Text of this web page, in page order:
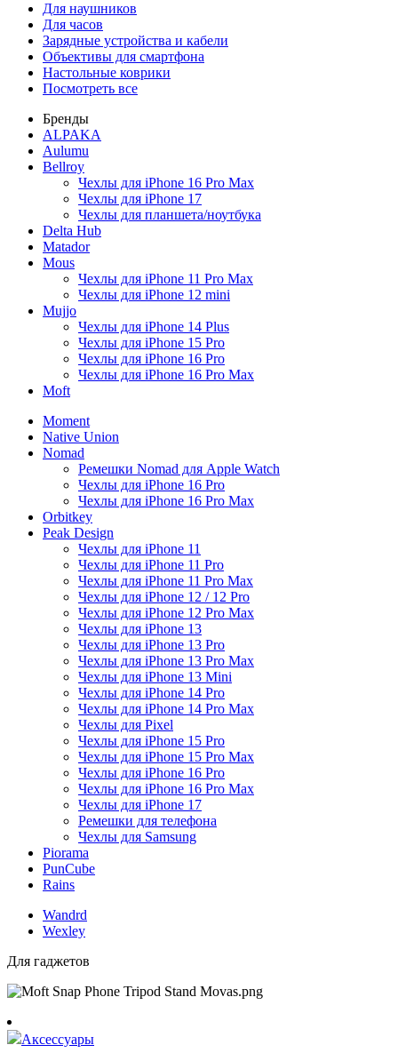
Для наушников
Для часов
Зарядные устройства и кабели
Объективы для смартфона
Настольные коврики
Посмотреть все
Бренды
ALPAKA
Aulumu
Bellroy
Чехлы для iPhone 16 Pro Max
Чехлы для iPhone 17
Чехлы для планшета/ноутбука
Delta Hub
Matador
Mous
Чехлы для iPhone 11 Pro Max
Чехлы для iPhone 12 mini
Mujjo
Чехлы для iPhone 14 Plus
Чехлы для iPhone 15 Pro
Чехлы для iPhone 16 Pro
Чехлы для iPhone 16 Pro Max
Moft
Moment
Native Union
Nomad
Ремешки Nomad для Apple Watch
Чехлы для iPhone 16 Pro
Чехлы для iPhone 16 Pro Max
Orbitkey
Peak Design
Чехлы для iPhone 11
Чехлы для iPhone 11 Pro
Чехлы для iPhone 11 Pro Max
Чехлы для iPhone 12 / 12 Pro
Чехлы для iPhone 12 Pro Max
Чехлы для iPhone 13
Чехлы для iPhone 13 Pro
Чехлы для iPhone 13 Pro Max
Чехлы для iPhone 13 Mini
Чехлы для iPhone 14 Pro
Чехлы для iPhone 14 Pro Max
Чехлы для Pixel
Чехлы для iPhone 15 Pro
Чехлы для iPhone 15 Pro Max
Чехлы для iPhone 16 Pro
Чехлы для iPhone 16 Pro Max
Чехлы для iPhone 17
Ремешки для телефона
Чехлы для Samsung
Piorama
PunCube
Rains
Wandrd
Wexley
Для гаджетов
Аксессуары